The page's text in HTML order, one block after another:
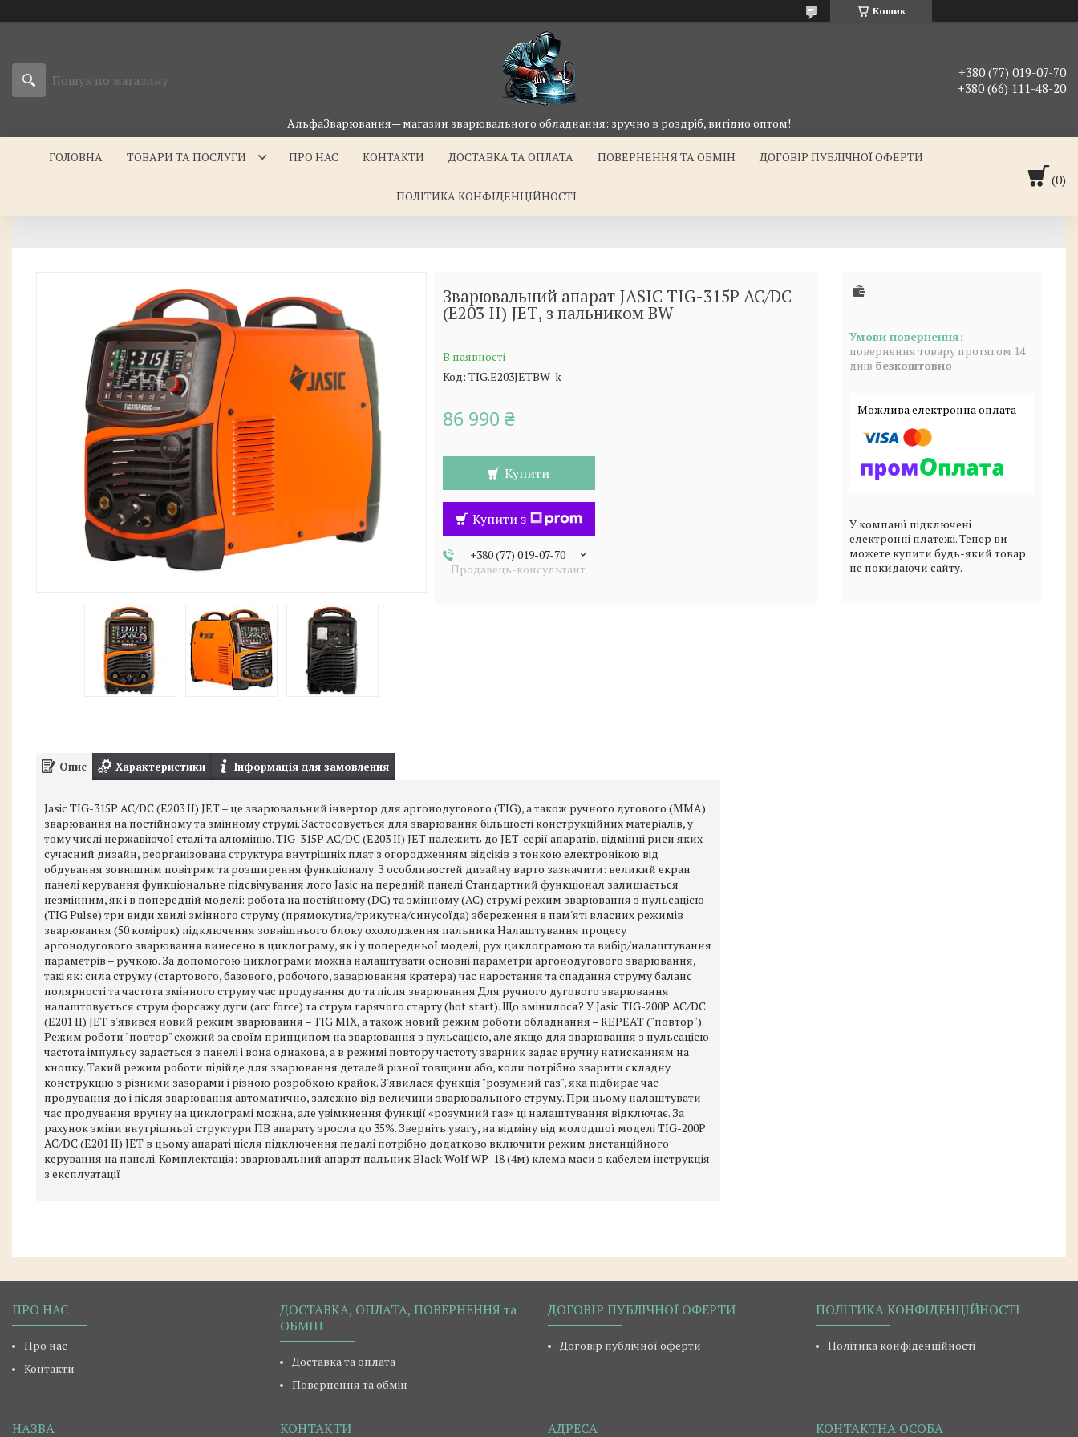
Кошик
АльфаЗварювання— магазин зварювального обладнання: зручно в роздріб, вигідно оптом!
+380 (77) 019-07-70
+380 (66) 111-48-20
ГОЛОВНА ТОВАРИ ТА ПОСЛУГИ ПРО НАС КОНТАКТИ ДОСТАВКА ТА ОПЛАТА ПОВЕРНЕННЯ ТА ОБМІН ДОГОВІР ПУБЛІЧНОЇ ОФЕРТИ
ПОЛІТИКА КОНФІДЕНЦІЙНОСТІ
Зварювальний апарат JASIC TIG-315P AC/DC
(E203 II) JET, з пальником BW
В наявності
Код: TIG.E203JETBW_k
86 990 ₴
Купити
Купити з
+380 (77) 019-07-70
Продавець-консультант
повернення товару протягом 14
днів безкоштовно
У компанії підключені
електронні платежі. Тепер ви
можете купити будь-який товар
не покидаючи сайту.
Опис Характеристики Інформація для замовлення
Jasic TIG-315P AC/DC (E203 II) JET – це зварювальний інвертор для аргонодугового (TIG), а також ручного дугового (MMA)
зварювання на постійному та змінному струмі. Застосовується для зварювання більшості конструкційних матеріалів, у
тому числі нержавіючої сталі та алюмінію. TIG-315P AC/DC (E203 II) JET належить до JET-серії апаратів, відмінні риси яких –
сучасний дизайн, реорганізована структура внутрішніх плат з огородженням відсіків з тонкою електронікою від
обдування зовнішнім повітрям та розширення функціоналу. З особливостей дизайну варто зазначити: великий екран
панелі керування функціональне підсвічування лого Jasic на передній панелі Стандартний функціонал залишається
незмінним, як і в попередній моделі: робота на постійному (DC) та змінному (AC) струмі режим зварювання з пульсацією
(TIG Pulse) три види хвилі змінного струму (прямокутна/трикутна/синусоїда) збереження в пам'яті власних режимів
зварювання (50 комірок) підключення зовнішнього блоку охолодження пальника Налаштування процесу
аргонодугового зварювання винесено в циклограму, як і у попередньої моделі, рух циклограмою та вибір/налаштування
параметрів – ручкою. За допомогою циклограми можна налаштувати основні параметри аргонодугового зварювання,
такі як: сила струму (стартового, базового, робочого, заварювання кратера) час наростання та спадання струму баланс
полярності та частота змінного струму час продування до та після зварювання Для ручного дугового зварювання
налаштовується струм форсажу дуги (arc force) та струм гарячого старту (hot start). Що змінилося? У Jasic TIG-200P AC/DC
(E201 II) JET з'явився новий режим зварювання – TIG MIX, а також новий режим роботи обладнання – REPEAT ("повтор").
Режим роботи "повтор" схожий за своїм принципом на зварювання з пульсацією, але якщо для зварювання з пульсацією
частота імпульсу задається з панелі і вона однакова, а в режимі повтору частоту зварник задає вручну натисканням на
кнопку. Такий режим роботи підійде для зварювання деталей різної товщини або, коли потрібно зварити складну
конструкцію з різними зазорами і різною розробкою крайок. З'явилася функція "розумний газ", яка підбирає час
продування до і після зварювання автоматично, залежно від величини зварювального струму. При цьому налаштувати
час продування вручну на циклограмі можна, але увімкнення функції «розумний газ» ці налаштування відключає. За
рахунок зміни внутрішньої структури ПВ апарату зросла до 35%. Зверніть увагу, на відміну від молодшої моделі TIG-200P
AC/DC (E201 II) JET в цьому апараті після підключення педалі потрібно додатково включити режим дистанційного
керування на панелі. Комплектація: зварювальний апарат пальник Black Wolf WP-18 (4м) клема маси з кабелем інструкція
з експлуатації
ПРО НАС
Про нас
Контакти
ДОСТАВКА, ОПЛАТА, ПОВЕРНЕННЯ та
ОБМІН
Доставка та оплата
Повернення та обмін
ДОГОВІР ПУБЛІЧНОЇ ОФЕРТИ
Договір публічної оферти
ПОЛІТИКА КОНФІДЕНЦІЙНОСТІ
Політика конфіденційності